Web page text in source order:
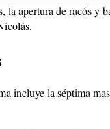
la apertura de racós y
incluye la séptima